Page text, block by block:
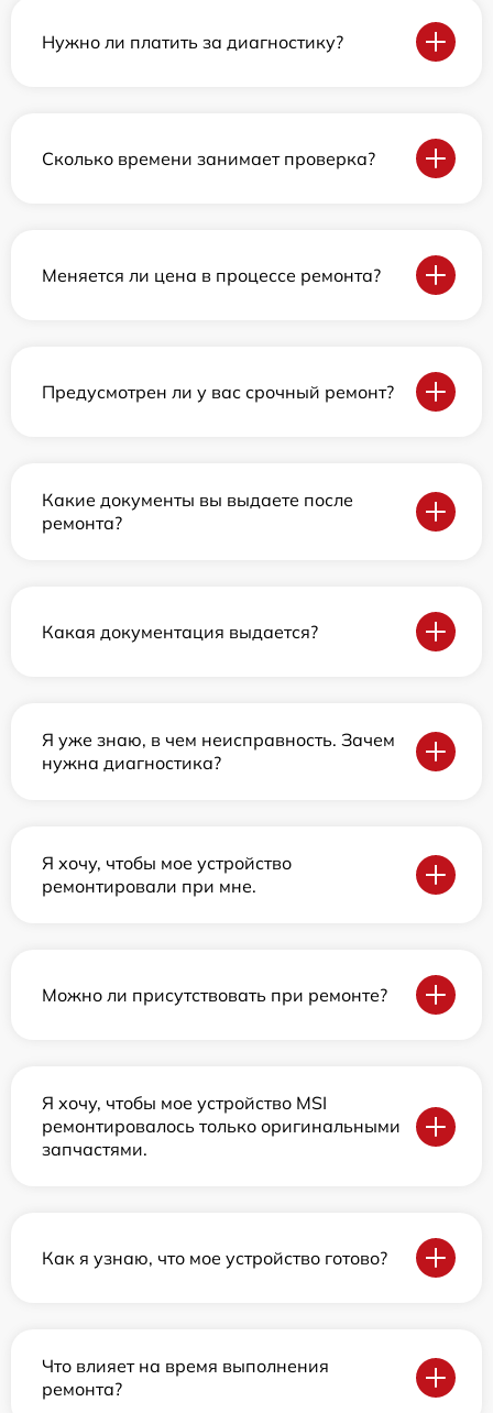
Нужно ли платить за диагностику?
Сколько времени занимает проверка?
Меняется ли цена в процессе ремонта?
Предусмотрен ли у вас срочный ремонт?
Какие документы вы выдаете после
ремонта?
Какая документация выдается?
Я уже знаю, в чем неисправность. Зачем
нужна диагностика?
Я хочу, чтобы мое устройство
ремонтировали при мне.
Можно ли присутствовать при ремонте?
Я хочу, чтобы мое устройство MSI
ремонтировалось только оригинальными
запчастями.
Как я узнаю, что мое устройство готово?
Что влияет на время выполнения
ремонта?